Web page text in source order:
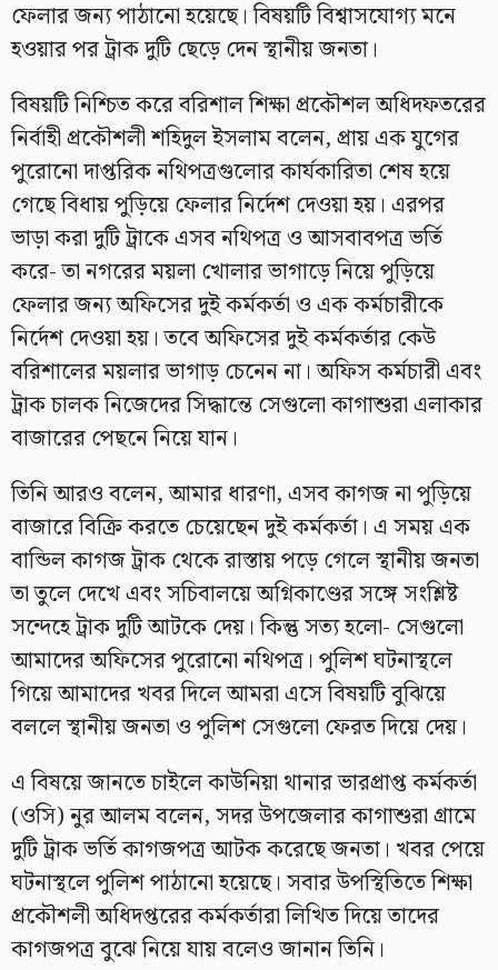
ফেলার জন্য পাঠানো হয়েছে। বিষয়টি বিশ্বাসযোগ্য মনে
হওয়ার পর ট্রাক দুটি ছেড়ে দেন স্থানীয় জনতা।
বিষয়টি নিশ্চিত করে বরিশাল শিক্ষা প্রকৌশল অধিদফতরের
নির্বাহী প্রকৌশলী শহিদুল ইসলাম বলেন, প্রায় এক যুগের
পুরোনো দাপ্তরিক নথিপত্রগুলোর কার্যকারিতা শেষ হয়ে
গেছে বিধায় পুড়িয়ে ফেলার নির্দেশ দেওয়া হয়। এরপর
ভাড়া করা দুটি ট্রাকে এসব নথিপত্র ও আসবাবপত্র ভর্তি
করে- তা নগরের ময়লা খোলার ভাগাড়ে নিয়ে পুড়িয়ে
ফেলার জন্য অফিসের দুই কর্মকর্তা ও এক কর্মচারীকে
নির্দেশ দেওয়া হয়। তবে অফিসের দুই কর্মকর্তার কেউ
বরিশালের ময়লার ভাগাড় চেনেন না। অফিস কর্মচারী এবং
ট্রাক চালক নিজেদের সিদ্ধান্তে সেগুলো কাগাশুরা এলাকার
বাজারের পেছনে নিয়ে যান।
তিনি আরও বলেন, আমার ধারণা, এসব কাগজ না পুড়িয়ে
বাজারে বিক্রি করতে চেয়েছেন দুই কর্মকর্তা। এ সময় এক
বান্ডিল কাগজ ট্রাক থেকে রাস্তায় পড়ে গেলে স্থানীয় জনতা
তা তুলে দেখে এবং সচিবালয়ে অগ্নিকাণ্ডের সঙ্গে সংশ্লিষ্ট
সন্দেহে ট্রাক দুটি আটকে দেয়। কিন্তু সত্য হলো- সেগুলো
আমাদের অফিসের পুরোনো নথিপত্র। পুলিশ ঘটনাস্থলে
গিয়ে আমাদের খবর দিলে আমরা এসে বিষয়টি বুঝিয়ে
বললে স্থানীয় জনতা ও পুলিশ সেগুলো ফেরত দিয়ে দেয়।
এ বিষয়ে জানতে চাইলে কাউনিয়া থানার ভারপ্রাপ্ত কর্মকর্তা
(ওসি) নুর আলম বলেন, সদর উপজেলার কাগাশুরা গ্রামে
দুটি ট্রাক ভর্তি কাগজপত্র আটক করেছে জনতা। খবর পেয়ে
ঘটনাস্থলে পুলিশ পাঠানো হয়েছে। সবার উপস্থিতিতে শিক্ষা
প্রকৌশলী অধিদপ্তরের কর্মকর্তারা লিখিত দিয়ে তাদের
কাগজপত্র বুঝে নিয়ে যায় বলেও জানান তিনি।